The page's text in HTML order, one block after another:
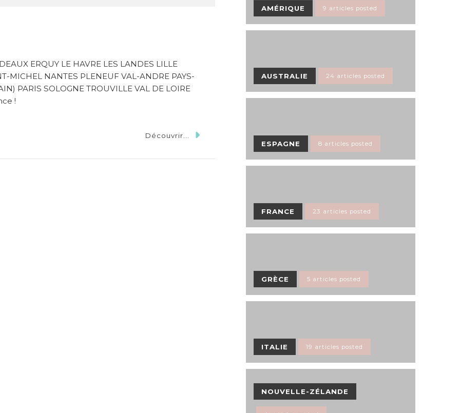
ERQUY LE HAVRE LES LANDES LILLE
MICHEL NANTES PLENEUF VAL-ANDRE PAYS-
PARIS SOLOGNE TROUVILLE VAL DE LOIRE
!
Découvrir...
AMÉRIQUE 9 articles posted
AUSTRALIE 24 articles posted
ESPAGNE 8 articles posted
FRANCE 23 articles posted
GRÈCE 5 articles posted
ITALIE 19 articles posted
NOUVELLE-ZÉLANDE